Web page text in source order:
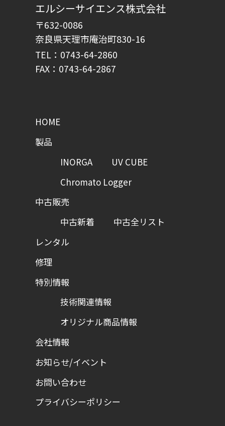
エルシーサイエンス株式会社
〒632-0086
奈良県天理市庵治町830-16
TEL：0743-64-2860
FAX：0743-64-2867
HOME
製品
INORGA
UV CUBE
Chromato Logger
中古販売
中古新着
中古全リスト
レンタル
修理
特別情報
技術関連情報
オリジナル商品情報
会社情報
お知らせ/イベント
お問い合わせ
プライバシーポリシー